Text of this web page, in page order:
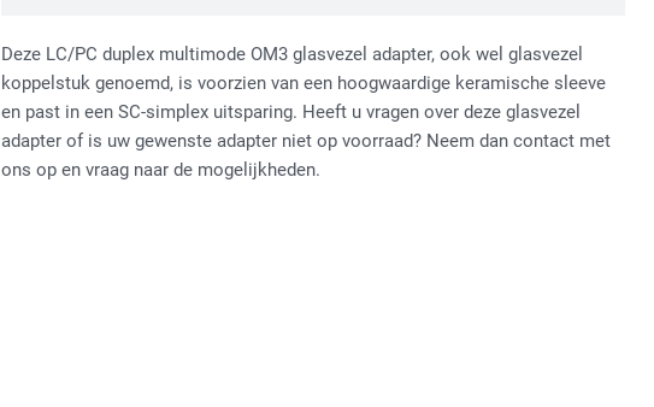
Deze LC/PC duplex multimode OM3 glasvezel adapter, ook wel glasvezel
koppelstuk genoemd, is voorzien van een hoogwaardige keramische sleeve
en past in een SC-simplex uitsparing. Heeft u vragen over deze glasvezel
adapter of is uw gewenste adapter niet op voorraad? Neem dan contact met
ons op en vraag naar de mogelijkheden.